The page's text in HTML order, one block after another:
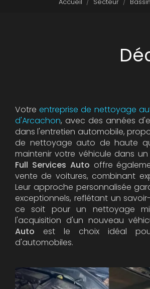
Votreentreprise de nettoyage
d'Arcachon, avec des années
dans l'entretien automobile,
de nettoyage auto de haute
maintenir votre véhicule dans
Full Services Auto offre
vente de voitures, combinant
Leur approche personnalisée
exceptionnels, reflétant un
ce soit pour un nettoyage
l'acquisition d'un nouveau
Auto est le choix idéal
d'automobiles.